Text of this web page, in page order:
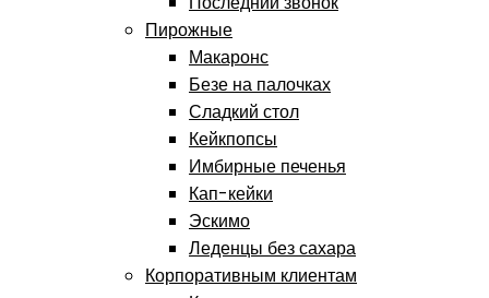
Пирожные
Макаронс
Безе на палочках
Сладкий стол
Кейкпопсы
Имбирные печенья
Кап-кейки
Эскимо
Леденцы без сахара
Корпоративным клиентам